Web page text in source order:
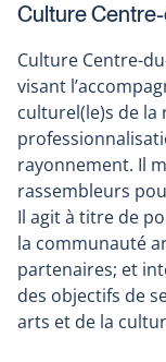
Culture
Culture Centre-
visant
culturel(le)s de
rayonnement. Il
rassembleurs
Il agit à titre de
la communauté
partenaires; et
des objectifs de
arts et de la